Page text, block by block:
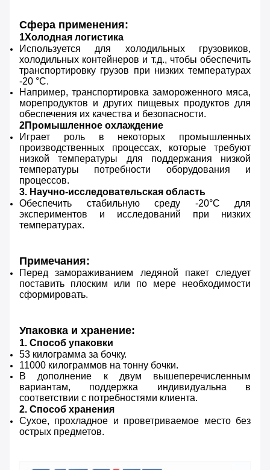
Сфера применения:
1Холодная логистика
Используется для холодильных грузовиков,
холодильных контейнеров и т.д., чтобы обеспечить
транспортировку грузов при низких температурах
-20 °C.
Например, транспортировка замороженного мяса,
морепродуктов и других пищевых продуктов для
обеспечения их качества и безопасности.
2Промышленное охлаждение
Играет роль в некоторых промышленных
производственных процессах, которые требуют
низкой температуры для поддержания низкой
температуры потребности оборудования и
процессов.
3. Научно-исследовательская область
Обеспечить стабильную среду -20°C для
экспериментов и исследований при низких
температурах.
Примечания:
Перед замораживанием ледяной пакет следует
поставить плоским или по мере необходимости
сформировать.
Упаковка и хранение:
1. Способ упаковки
53 килограмма за бочку.
11000 килограммов на тонну бочки.
В дополнение к двум вышеперечисленным
вариантам, поддержка индивидуальна в
соответствии с потребностями клиента.
2. Способ хранения
Сухое, прохладное и проветриваемое место без
острых предметов.